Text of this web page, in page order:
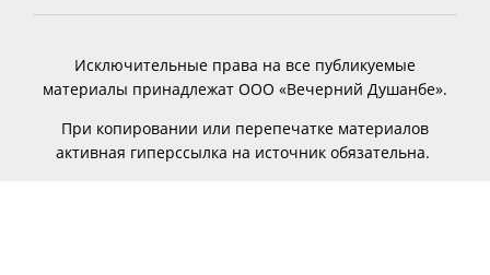
Исключительные права на все публикуемые
материалы принадлежат ООО «Вечерний Душанбе».
При копировании или перепечатке материалов
активная гиперссылка на источник обязательна.